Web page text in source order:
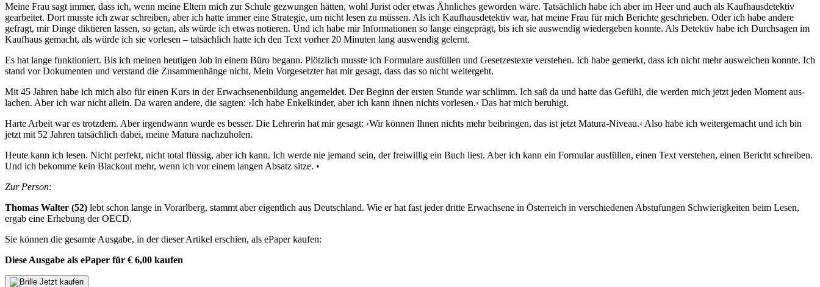
Meine Frau sagt immer, dass ich, wenn meine Eltern mich zur Schule gezwungen hätten, wohl Jurist oder etwas Ähnliches geworden wäre. Tatsächlich habe ich aber im Heer und auch als Kaufhausdetektiv
gearbeitet. Dort musste ich zwar schreiben, aber ich hatte immer eine Strategie, um nicht lesen zu müssen. Als ich Kaufhausdetektiv war, hat meine Frau für mich Berichte geschrieben. Oder ich habe andere
gefragt, mir Dinge diktieren lassen, so getan, als würde ich etwas notieren. Und ich habe mir Informa­tionen so lange eingeprägt, bis ich sie auswendig wiedergeben konnte. Als Detektiv habe ich Durchsagen im
Kaufhaus gemacht, als würde ich sie vorlesen – ­tatsächlich hatte ich den Text vorher 20 Minuten lang ­auswendig gelernt.
Es hat lange funktioniert. Bis ich meinen heutigen Job in einem Büro begann. ­Plötzlich musste ich Formulare ausfüllen und Gesetzestexte verstehen. Ich habe gemerkt, dass ich nicht mehr ausweichen konnte. Ich
stand vor Dokumenten und verstand die Zusammenhänge nicht. Mein Vorgesetzter hat mir gesagt, dass das so nicht weitergeht.
Mit 45 Jahren habe ich mich also für einen Kurs in der Erwachsenenbildung angemeldet. Der Beginn der ersten Stunde war schlimm. Ich saß da und hatte das ­Gefühl, die werden mich jetzt jeden Moment aus­
lachen. Aber ich war nicht ­allein. Da waren andere, die sagten: ›Ich habe Enkelkinder, aber ich kann ihnen nichts vorlesen.‹ Das hat mich beruhigt.
Harte Arbeit war es trotzdem. Aber irgendwann wurde es besser. Die Lehrerin hat mir gesagt: ›Wir können Ihnen nichts mehr beibringen, das ist jetzt Matura-Niveau.‹ Also habe ich weitergemacht und ich bin
jetzt mit 52 Jahren tatsächlich dabei, meine Matura nachzuholen.
Heute kann ich lesen. Nicht perfekt, nicht total flüssig, aber ich kann. Ich werde nie jemand sein, der freiwillig ein Buch liest. Aber ich kann ein Formular ausfüllen, einen Text verstehen, einen Bericht schreiben.
Und ich bekomme kein Blackout mehr, wenn ich vor einem langen Absatz sitze. •
Zur Person:
Thomas Walter (52) lebt schon lange in Vorarlberg, stammt aber eigentlich aus Deutschland. Wie er hat fast jeder dritte Erwachsene in Österreich in verschiedenen Abstufungen Schwierigkeiten beim Lesen,
ergab eine Erhebung der OECD.
Sie können die gesamte Ausgabe, in der dieser Artikel erschien, als ePaper kaufen:
Diese Ausgabe als ePaper für € 6,00 kaufen
Jetzt kaufen